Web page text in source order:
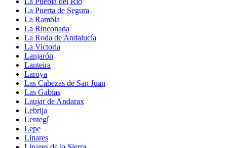
La Puerta de Segura
La Rambla
La Rinconada
La Roda de Andalucía
La Victoria
Lanjarón
Lanteira
Laroya
Las Cabezas de San Juan
Las Gabias
Laujar de Andarax
Lebrija
Lentegí
Lepe
Linares